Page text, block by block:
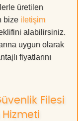
üretilen
bize iletişim
alabilirsiniz.
uygun olarak
fiyatlarını
Filesi
Hizmeti